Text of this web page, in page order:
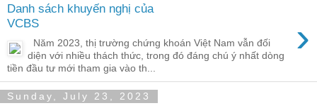
Danh sách khuyến nghị của
VCBS
›
Năm 2023, thị trường chứng khoán Việt Nam vẫn đối
diện với nhiều thách thức, trong đó đáng chú ý nhất dòng
tiền đầu tư mới tham gia vào th...
Sunday, July 23, 2023